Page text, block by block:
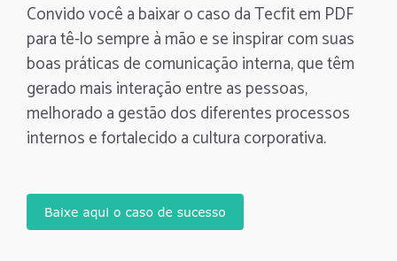
Convido você a baixar o caso da Tecfit em PDF
para tê-lo sempre à mão e se inspirar com suas
boas práticas de comunicação interna, que têm
gerado mais interação entre as pessoas,
melhorado a gestão dos diferentes processos
internos e fortalecido a cultura corporativa.